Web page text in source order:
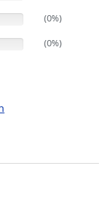
(0%)
(0%)